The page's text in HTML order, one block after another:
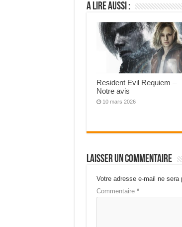
A lire aussi :
Resident Evil Requiem –
Notre avis
10 mars 2026
Laisser un commentaire
Votre adresse e-mail ne sera
Commentaire *